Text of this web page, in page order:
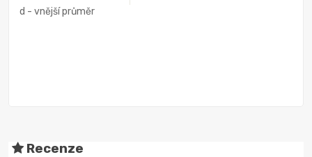
d - vnější průměr
Recenze